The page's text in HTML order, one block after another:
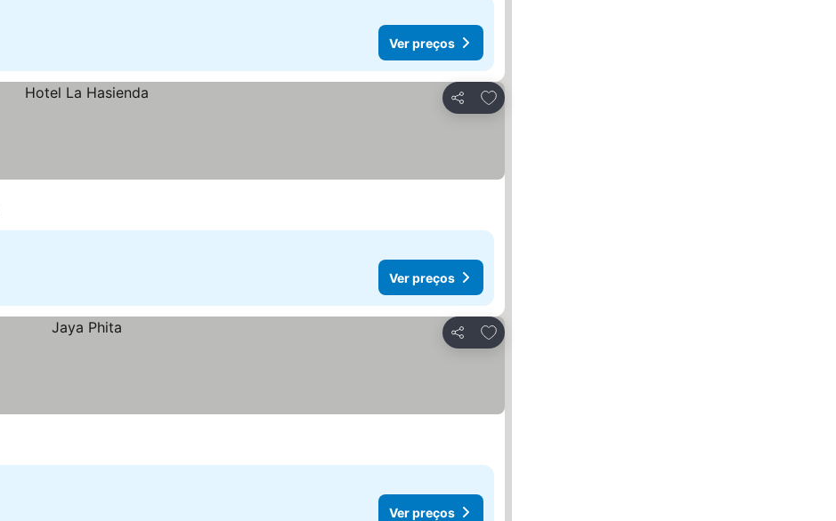
Ver preços
Partilhar
Adicionar aos favoritos
Ver preços
Partilhar
Adicionar aos favoritos
Ver preços